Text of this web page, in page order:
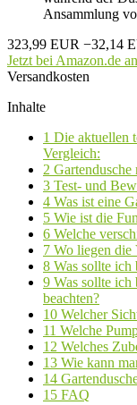
Ansammlung
323,99 EUR −32,14
Jetzt bei Amazon.de
Versandkosten
Inhalte
1 Die aktuellen
Vergleich:
2 Gartendusche
3 Test- und
4 Was ist eine
5 Wie ist die
6 Welche
7 Wo liegen die
8 Was sollte ich
9 Was sollte ich
beachten?
10 Welcher
11 Welche
12 Welches
13 Wie kann
14
15 FAQ